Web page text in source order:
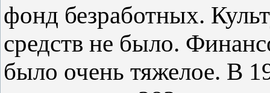
фонд безработных.
средств не было.
было очень тяжелое. В